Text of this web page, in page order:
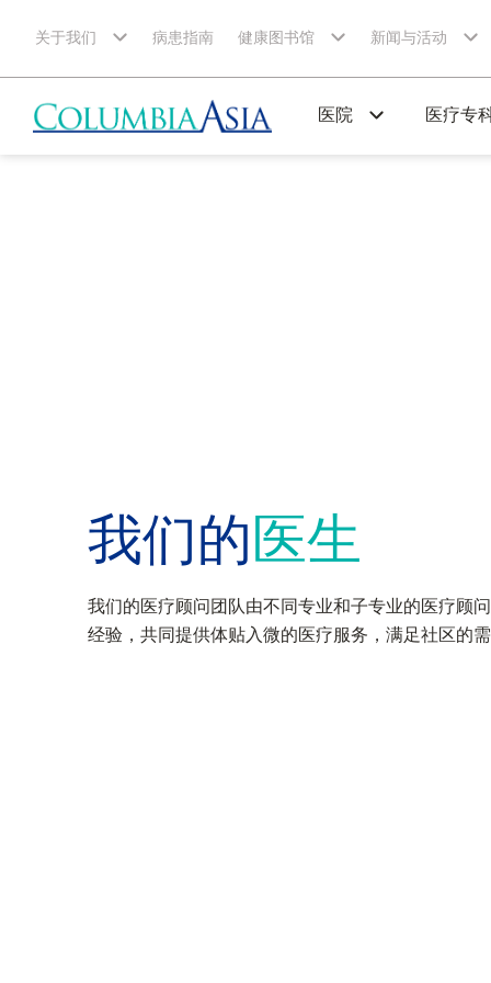
关于我们 病患指南 健康图书馆 新闻与活动
医院 医疗专
我们的医生
我们的医疗顾问团队由不同专业和子专业的医疗顾
经验，共同提供体贴入微的医疗服务，满足社区的